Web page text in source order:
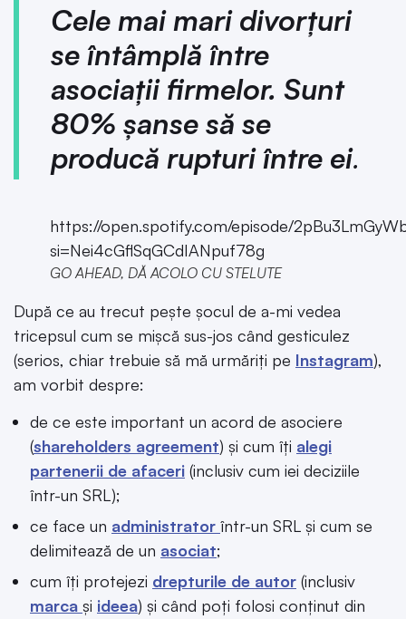
Cele mai mari divorțuri
se întâmplă între
asociații firmelor. Sunt
80% șanse să se
producă rupturi între ei.
https://open.spotify.com/episode/
si=Nei4cGflSqGCdIANpuf78g
GO AHEAD, DĂ ACOLO CU STELUTE
După ce au trecut pește șocul de a-mi vedea
tricepsul cum se mișcă sus-jos când gesticulez
(serios, chiar trebuie să mă urmăriți pe Instagram),
am vorbit despre:
de ce este important un acord de asociere
(shareholders agreement) și cum îți alegi
partenerii de afaceri (inclusiv cum iei deciziile
într-un SRL);
ce face un administrator într-un SRL și cum se
delimitează de un asociat;
cum îți protejezi drepturile de autor (inclusiv
marca și ideea) și când poți folosi conținut din